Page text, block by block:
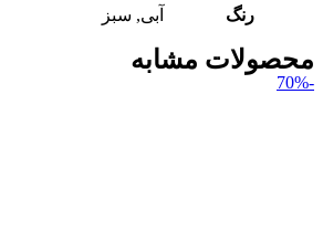
رنگ آبی, سبز
محصولات مشابه
-70%